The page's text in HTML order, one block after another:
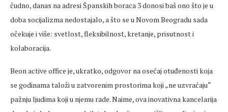
čudno, danas na adresi Španskih boraca 3 donosi baš ono što je u
doba socijalizma nedostajalo, a što se u Novom Beogradu sada
očekuje i više: svetlost, fleksibilnost, kretanje, prisutnost i
kolaboracija.
Beonactive office je, ukratko, odgovor naosećaj otuđenosti koja
se godinama taloži u zatvorenim prostorima koji„ne uzvraćaju“
pažnjuljudimakoji u njemu rade. Naime, ova inovativna kancelarija